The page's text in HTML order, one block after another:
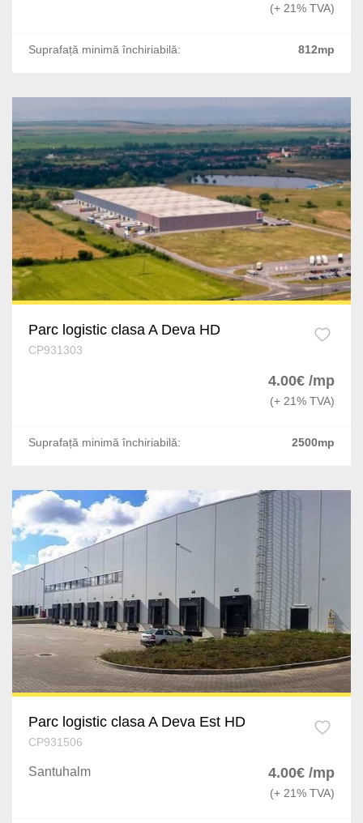
(+ 21% TVA)
Suprafață minimă închiriabilă: 812mp
Parc logistic clasa A Deva HD
CP931303
4.00€ /mp
(+ 21% TVA)
Suprafață minimă închiriabilă: 2500mp
Parc logistic clasa A Deva Est HD
CP931506
Santuhalm 4.00€ /mp
(+ 21% TVA)